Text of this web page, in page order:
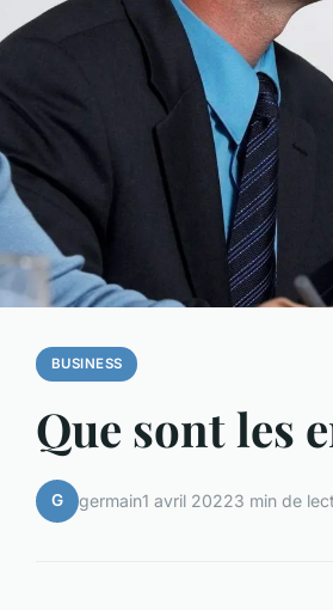
BUSINESS
Que sont les
G germain1 avril 20223 min de